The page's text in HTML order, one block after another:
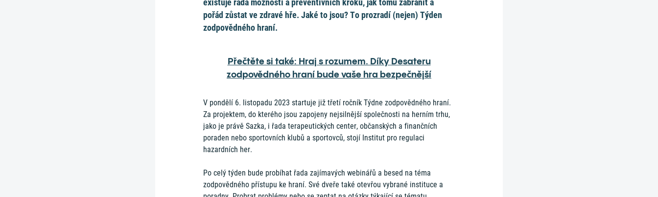
existuje řada možností a preventivních kroků, jak tomu zabránit a
pořád zůstat ve zdravé hře. Jaké to jsou? To prozradí (nejen) Týden
zodpovědného hraní.
Přečtěte si také: Hraj s rozumem. Díky Desateru
zodpovědného hraní bude vaše hra bezpečnější
V pondělí 6. listopadu 2023 startuje již třetí ročník Týdne zodpovědného hraní.
Za projektem, do kterého jsou zapojeny nejsilnější společnosti na herním trhu,
jako je právě Sazka, i řada terapeutických center, občanských a finančních
poraden nebo sportovních klubů a sportovců, stojí Institut pro regulaci
hazardních her.
Po celý týden bude probíhat řada zajímavých webinářů a besed na téma
zodpovědného přístupu ke hraní. Své dveře také otevřou vybrané instituce a